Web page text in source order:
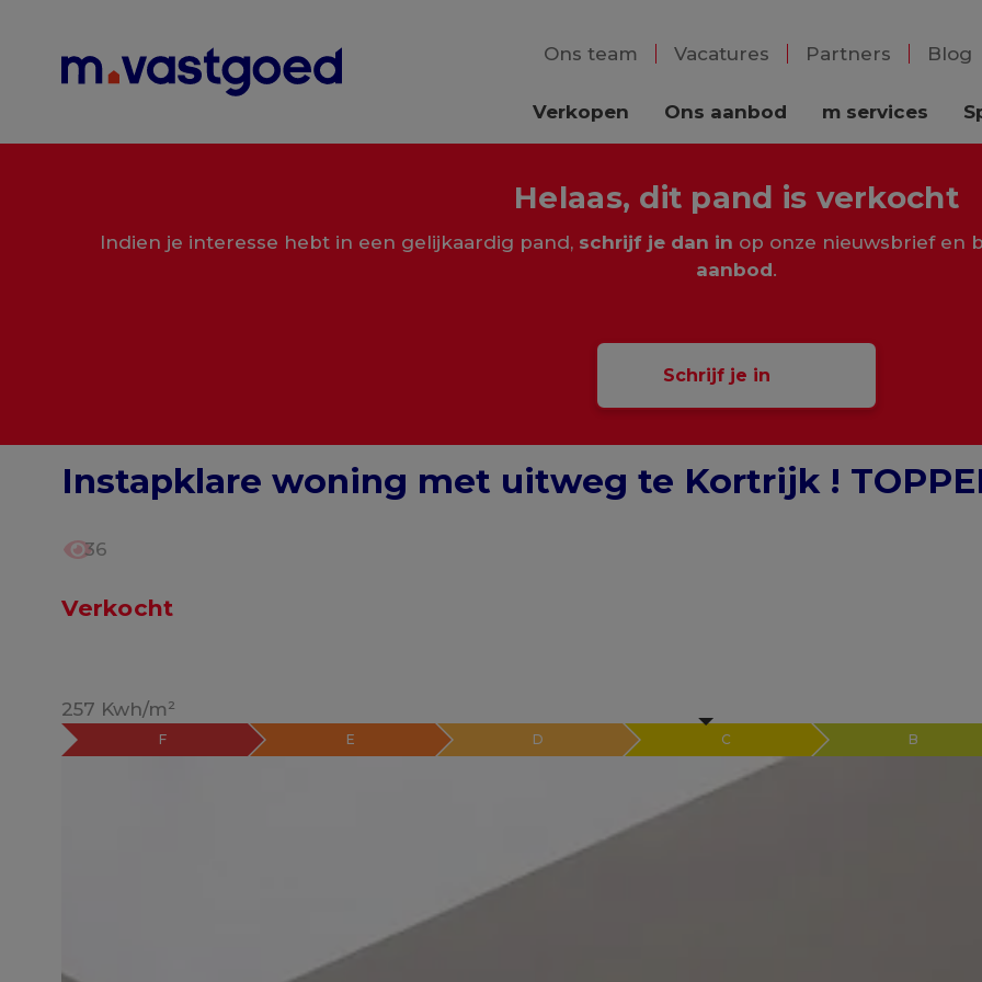
Ons team
Vacatures Partners Blog
Verkopen Ons aanbod m services
Helaas, dit pand is verkocht
Indien je interesse hebt in een gelijkaardig pand, schrijf je dan in op onze nieuwsbrief en
aanbod.
Schrijf je in
Instapklare woning met uitweg te Kortrijk !
36
Verkocht
257 Kwh/m²
F E D C B